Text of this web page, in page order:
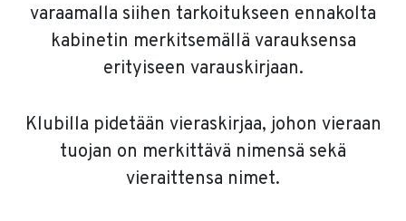
varaamalla siihen tarkoitukseen ennakolta
kabinetin merkitsemällä varauksensa
erityiseen varauskirjaan.
Klubilla pidetään vieraskirjaa, johon vieraan
tuojan on merkittävä nimensä sekä
vieraittensa nimet.